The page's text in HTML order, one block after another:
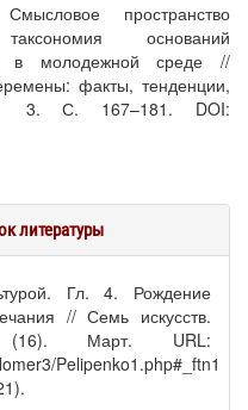
пространство
оснований
в молодежной среде //
факты, тенденции,
С. 167–181. DOI:
литературы
Гл. 4. Рождение
// Семь искусств.
Март. URL:
Pelipenko1.php#_ftn1